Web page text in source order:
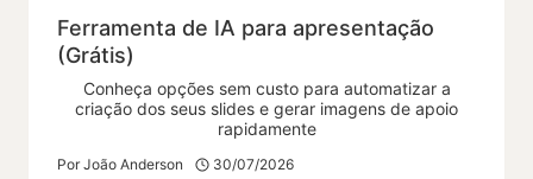
Ferramenta de IA para apresentação
(Grátis)
Conheça opções sem custo para automatizar a
criação dos seus slides e gerar imagens de apoio
rapidamente
Por João Anderson 30/07/2026